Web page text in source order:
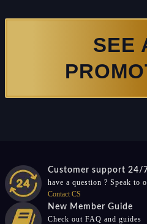
SEE
Customer support 24/7
have a question ? Speak to
Contact CS
New Member Guide
Check out FAQ and guides